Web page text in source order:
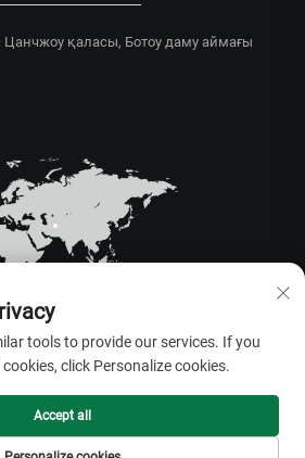
қаласы, Ботоу даму аймағы
tools to provide our services. If you
click Personalize cookies.
Accept all